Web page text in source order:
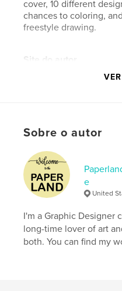
cover, 10 different
chances to coloring,
freestyle drawing.
Site do autor
https://www.etsy.com/
Categoria principal:
Cadernos de Desenho
Opção de projeto:
Nº de páginas:42
ISBN
Capa mole:
Data de publicação:jul
Idioma English
Sobre o autor
e
United
I'm a Graphic Designer
long-time lover of art
both. You can find my